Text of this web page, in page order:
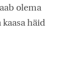
olema
häid